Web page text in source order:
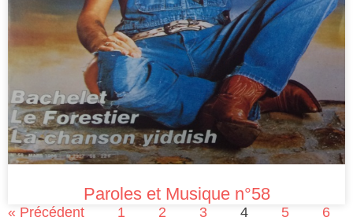
Paroles et Musique n°58
« Précédent 1 2 3 4 5
6